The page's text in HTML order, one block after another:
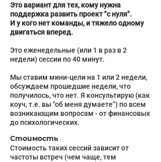
Это вариант для тех, кому нужна
поддержка развить проект "с нуля".
И у кого нет команды, и тяжело одному
двигаться вперед.
Это еженедельные (или 1 в раз в 2
недели) сессии по 40 минут.
Мы ставим мини-цели на 1 или 2 недели,
обсуждаем прошедшие недели, что
получилось, что нет. Я консультирую (как
коуч, т.е. вы "об меня думаете") по всем
возникающим вопросам - от финансовых
до психологических.
Стоимость
Стоимость таких сессий зависит от
частоты встреч (чем чаще, тем